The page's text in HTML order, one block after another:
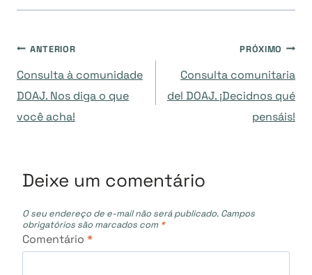
Navegação
de
ANTERIOR
Consulta à comunidade
DOAJ. Nos diga o que
você acha!
PRÓXIMO
Consulta comunitaria
del DOAJ. ¡Decidnos qué
pensáis!
Deixe um comentário
O seu endereço de e-mail não será publicado. Campos
obrigatórios são marcados com *
Comentário *